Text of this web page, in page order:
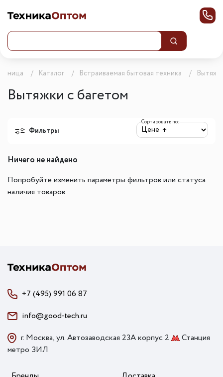
Каталог Встраиваемая бытовая техника
Вытяжки с багетом
Фильтры
Сортировать по:
Ничего не найдено
Попробуйте изменить параметры фильтров или статуса
наличия товаров
+7 (495) 991 06 87
info@good-tech.ru
г. Москва, ул. Автозаводская 23А корпус 2
Станция
метро ЗИЛ